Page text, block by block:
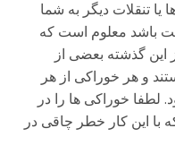
یا تنقلات دیگر به شما
باشد معلوم است که
این گذشته بعضی از
و هر خوراکی از هر
لطفا خوراکی ها را در
با این کار خطر چاقی در